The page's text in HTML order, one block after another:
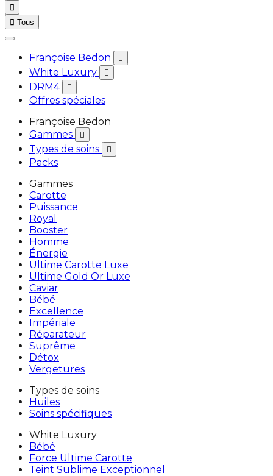

 Tous
Françoise Bedon 
White Luxury 
DRM4 
Offres spéciales
Françoise Bedon
Gammes

Types de soins 
Packs
Gammes
Carotte
Puissance
Royal
Booster
Homme
Énergie
Ultime Carotte Luxe
Ultime Gold Or Luxe
Caviar
Bébé
Excellence
Impériale
Réparateur
Suprême
Détox
Vergetures
Types de soins
Huiles
Soins spécifiques
White Luxury
Bébé
Force Ultime Carotte
Teint Sublime Exceptionnel